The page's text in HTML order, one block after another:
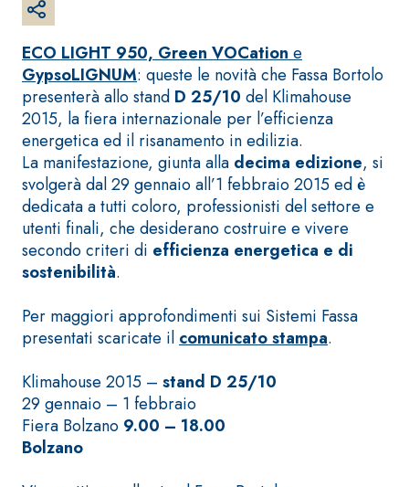
ECO LIGHT 950, Green VOCation e
GypsoLIGNUM: queste le novità che Fassa Bortolo
presenterà allo stand D 25/10 del Klimahouse
2015, la fiera internazionale per l’efficienza
energetica ed il risanamento in edilizia.
La manifestazione, giunta alla decima edizione, si
svolgerà dal 29 gennaio all’1 febbraio 2015 ed è
dedicata a tutti coloro, professionisti del settore e
utenti finali, che desiderano costruire e vivere
secondo criteri di efficienza energetica e di
sostenibilità.
Per maggiori approfondimenti sui Sistemi Fassa
presentati scaricate il comunicato stampa.
Klimahouse 2015 – stand D 25/10
29 gennaio – 1 febbraio
Fiera Bolzano 9.00 – 18.00
Bolzano
AQUAZIP ONE PRO
Guaina
impermeabilizzante
elastica
monocomponente
polimero
cementizia
ultra opaca
ad elevata
qualità per
interni
Sistema
COSTRUZIONE
PRODOTTI A BASE
CALCE AEREA
KB 13 EVOLUTION
Intonaco di fondo
bianco
Sistema
GYPSOTEC
H
®
GYPSOTECH